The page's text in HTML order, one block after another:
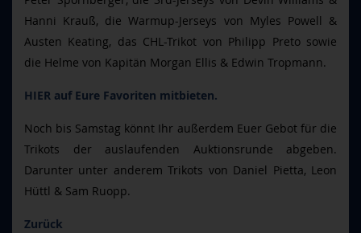
Hanni Krauß, die Warmup-Jerseys von Myles Powell &
Austen Keating, das CHL-Trikot von Philipp Preto sowie
die Helme von Kapitän Morgan Ellis & Edwin Tropmann.
HIER auf Eure Favoriten mitbieten.
Noch bis Samstag könnt Ihr außerdem Euer Gebot für die
Trikots der auslaufenden Auktionsrunde abgeben.
Darunter unter anderem Trikots von Daniel Pietta, Leon
Hüttl & Sam Ruopp.
Zurück